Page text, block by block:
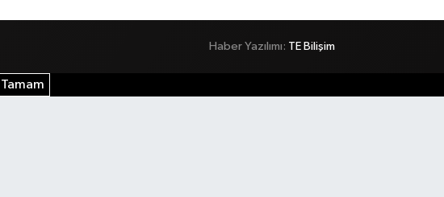
Haber Yazılımı: TE Bilişim
Tamam